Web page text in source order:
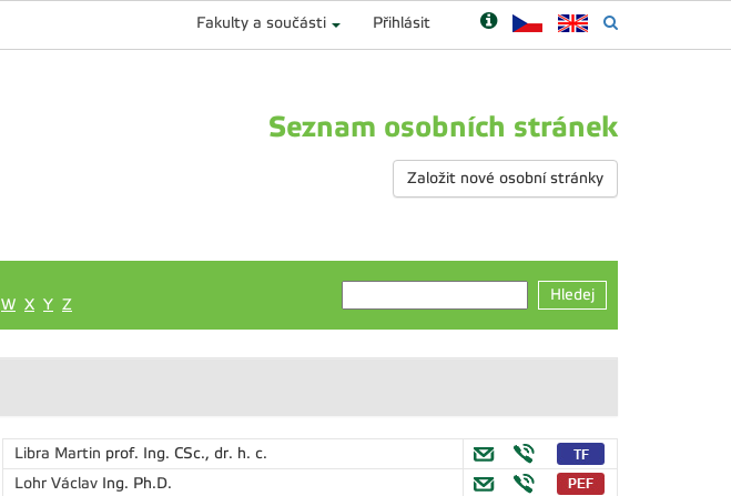
Fakulty a součásti Přihlásit
Seznam osobních stránek
Založit nové osobní stránky
W X Y Z
Hledej
Libra Martin prof. Ing. CSc., dr. h. c.
Lohr Václav Ing. Ph.D.